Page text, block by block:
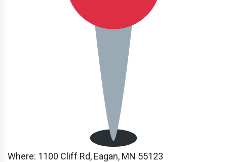
Where: 1100 Cliff Rd, Eagan, MN 55123